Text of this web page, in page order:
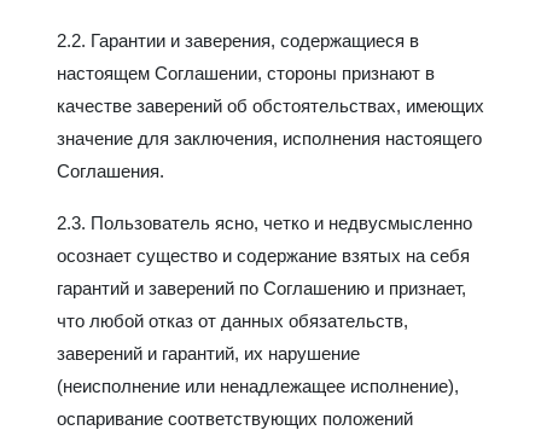
2.2. Гарантии и заверения, содержащиеся в
настоящем Соглашении, стороны признают в
качестве заверений об обстоятельствах, имеющих
значение для заключения, исполнения настоящего
Соглашения.
2.3. Пользователь ясно, четко и недвусмысленно
осознает существо и содержание взятых на себя
гарантий и заверений по Соглашению и признает,
что любой отказ от данных обязательств,
заверений и гарантий, их нарушение
(неисполнение или ненадлежащее исполнение),
оспаривание соответствующих положений